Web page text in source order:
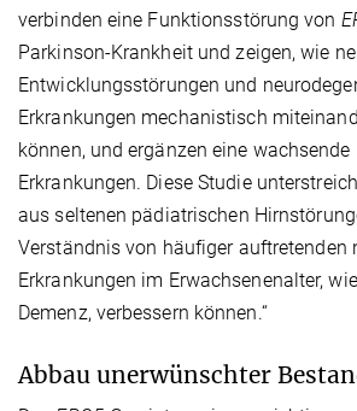
verbinden eine Funktionsstörung von
Parkinson-Krankheit und zeigen, wie
Entwicklungsstörungen und
Erkrankungen mechanistisch
können, und ergänzen eine
Erkrankungen. Diese Studie
aus seltenen pädiatrischen
Verständnis von häufiger auftretenden
Erkrankungen im Erwachsenenalter,
Demenz, verbessern können.“
Abbau unerwünschter